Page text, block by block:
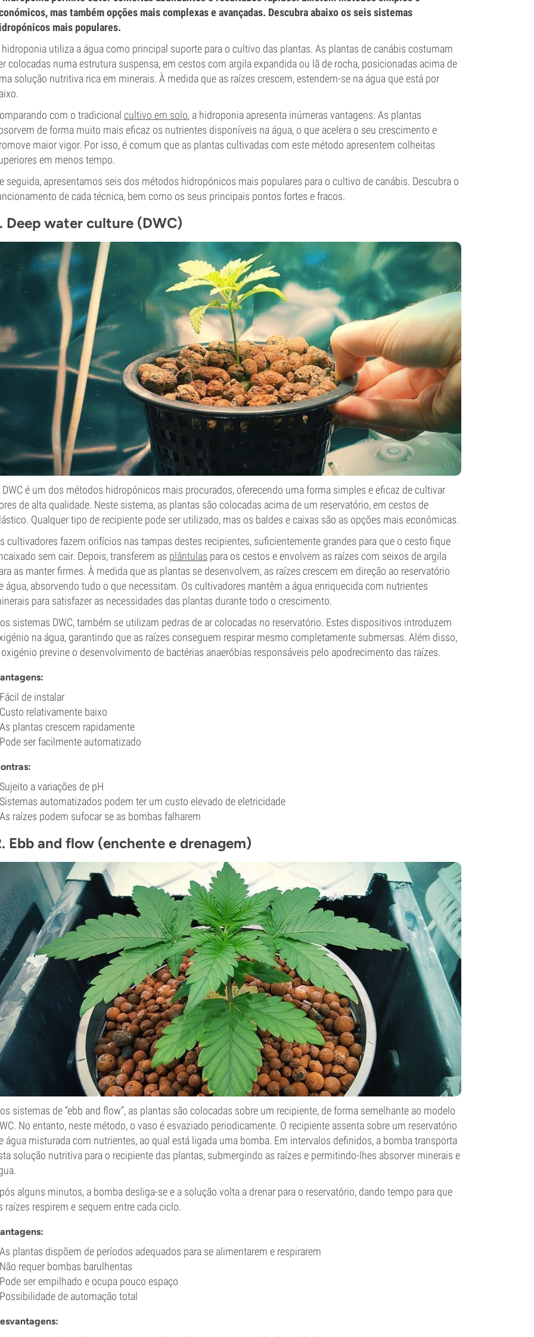
mas também opções mais complexas e avançadas. Descubra abaixo os seis sistemas
mais populares.
hidroponia utiliza a água como principal suporte para o cultivo das plantas. As plantas de canábis costumam
colocadas numa estrutura suspensa, em cestos com argila expandida ou lã de rocha, posicionadas acima de
solução nutritiva rica em minerais. À medida que as raízes crescem, estendem-se na água que está por
com o tradicionalcultivo em solo, a hidroponia apresenta inúmeras vantagens. As plantas
de forma muito mais eficaz os nutrientes disponíveis na água, o que acelera o seu crescimento e
maior vigor. Por isso, é comum que as plantas cultivadas com este método apresentem colheitas
em menos tempo.
seguida, apresentamos seis dos métodos hidropónicos mais populares para o cultivo de canábis. Descubra o
de cada técnica, bem como os seus principais pontos fortes e fracos.
Deep water culture (DWC)
DWC é um dos métodos hidropónicos mais procurados, oferecendo uma forma simples e eficaz de cultivar
de alta qualidade. Neste sistema, as plantas são colocadas acima de um reservatório, em cestos de
Qualquer tipo de recipiente pode ser utilizado, mas os baldes e caixas são as opções mais económicas.
cultivadores fazem orifícios nas tampas destes recipientes, suficientemente grandes para que o cesto fique
sem cair. Depois, transferem as plântulas para os cestos e envolvem as raízes com seixos de argila
as manter firmes. À medida que as plantas se desenvolvem, as raízes crescem em direção ao reservatório
água, absorvendo tudo o que necessitam. Os cultivadores mantêm a água enriquecida com nutrientes
para satisfazer as necessidades das plantas durante todo o crescimento.
sistemas DWC, também se utilizam pedras de ar colocadas no reservatório. Estes dispositivos introduzem
na água, garantindo que as raízes conseguem respirar mesmo completamente submersas. Além disso,
previne o desenvolvimento de bactérias anaeróbias responsáveis pelo apodrecimento das raízes.
de instalar
relativamente baixo
plantas crescem rapidamente
ser facilmente automatizado
a variações de pH
automatizados podem ter um custo elevado de eletricidade
raízes podem sufocar se as bombas falharem
Ebb and flow (enchente e drenagem)
sistemas de “ebb and flow”, as plantas são colocadas sobre um recipiente, de forma semelhante ao modelo
No entanto, neste método, o vaso é esvaziado periodicamente. O recipiente assenta sobre um reservatório
água misturada com nutrientes, ao qual está ligada uma bomba. Em intervalos definidos, a bomba transporta
solução nutritiva para o recipiente das plantas, submergindo as raízes e permitindo-lhes absorver minerais e
alguns minutos, a bomba desliga-se e a solução volta a drenar para o reservatório, dando tempo para que
raízes respirem e sequem entre cada ciclo.
plantas dispõem de períodos adequados para se alimentarem e respirarem
requer bombas barulhentas
ser empilhado e ocupa pouco espaço
de automação total